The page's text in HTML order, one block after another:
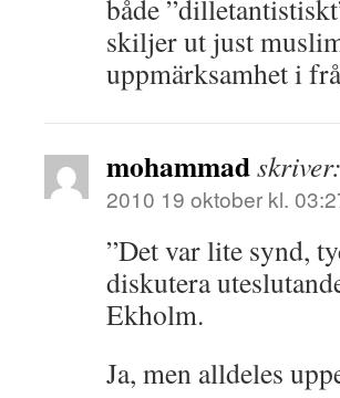
både
skiljer ut just
uppmärksamhet i
mohammadskriver:
2010 19 oktober kl.
”Det var lite synd,
diskutera
Ekholm.
Ja, men alldeles